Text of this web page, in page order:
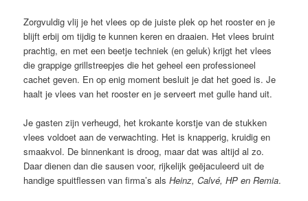
Zorgvuldig vlij je het vlees op de juiste plek op het rooster en je
blijft erbij om tijdig te kunnen keren en draaien. Het vlees bruint
prachtig, en met een beetje techniek (en geluk) krijgt het vlees
die grappige grillstreepjes die het geheel een professioneel
cachet geven. En op enig moment besluit je dat het goed is. Je
haalt je vlees van het rooster en je serveert met gulle hand uit.
Je gasten zijn verheugd, het krokante korstje van de stukken
vlees voldoet aan de verwachting. Het is knapperig, kruidig en
smaakvol. De binnenkant is droog, maar dat was altijd al zo.
Daar dienen dan die sausen voor, rijkelijk geëjaculeerd uit de
handige spuitflessen van firma’s alsHeinz, Calvé, HP en Remia.